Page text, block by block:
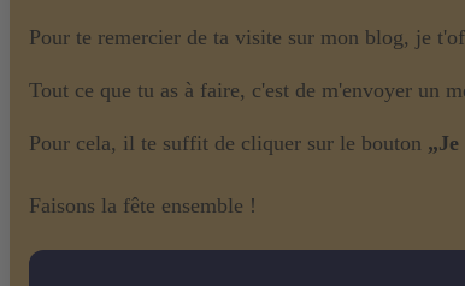
Pour te remercier de ta visite sur mon blog, je
Tout ce que tu as à faire, c'est de m'envoyer un
Pour cela, il te suffit de cliquer sur le bouton
Faisons la fête ensemble !